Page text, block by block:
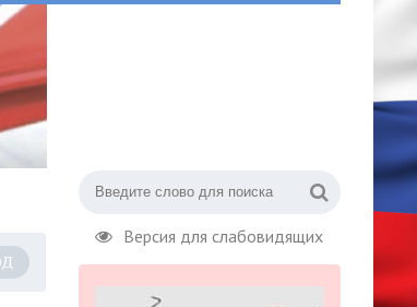
Версия для слабовидящих